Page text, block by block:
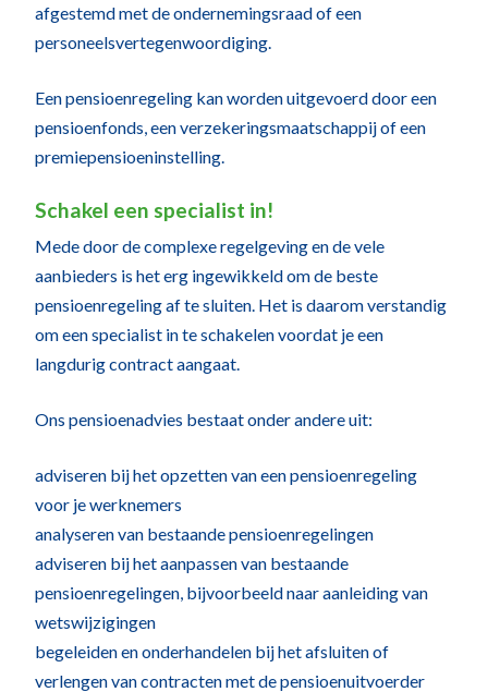
afgestemd met de ondernemingsraad of een
personeelsvertegenwoordiging.
Een pensioenregeling kan worden uitgevoerd door een
pensioenfonds, een verzekeringsmaatschappij of een
premiepensioeninstelling.
Schakel een specialist in!
Mede door de complexe regelgeving en de vele
aanbieders is het erg ingewikkeld om de beste
pensioenregeling af te sluiten. Het is daarom verstandig
om een specialist in te schakelen voordat je een
langdurig contract aangaat.
Ons pensioenadvies bestaat onder andere uit:
adviseren bij het opzetten van een pensioenregeling
voor je werknemers
analyseren van bestaande pensioenregelingen
adviseren bij het aanpassen van bestaande
pensioenregelingen, bijvoorbeeld naar aanleiding van
wetswijzigingen
begeleiden en onderhandelen bij het afsluiten of
verlengen van contracten met de pensioenuitvoerder